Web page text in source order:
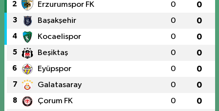
2 Erzurumspor FK 0 0
3 Başakşehir 0 0
4 Kocaelispor 0 0
5 Beşiktaş 0 0
6 Eyüpspor 0 0
7 Galatasaray 0 0
8 Çorum FK 0 0